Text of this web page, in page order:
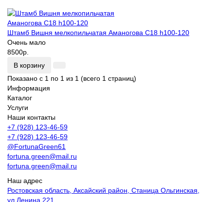
Штамб Вишня мелкопильчатая Аманогова С18 h100-120
Очень мало
8500р.
В корзину
Показано с 1 по 1 из 1 (всего 1 страниц)
Информация
Каталог
Услуги
Наши контакты
+7 (928) 123-46-59
+7 (928) 123-46-59
@FortunaGreen61
fortuna.green@mail.ru
fortuna.green@mail.ru
Наш адрес
Ростовская область, Аксайский район, Станица Ольгинская,
ул.Ленина 221